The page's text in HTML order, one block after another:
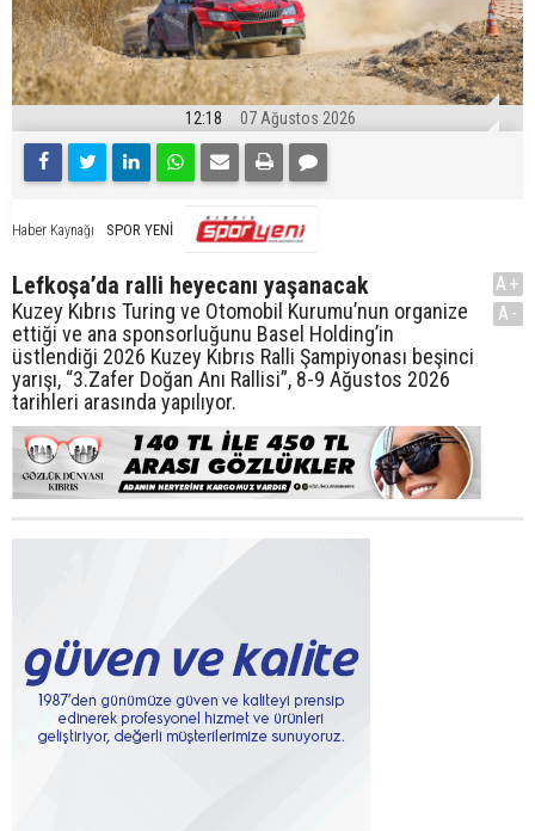
12:18 07 Ağustos 2026
Haber Kaynağı SPOR YENİ
Lefkoşa’da ralli heyecanı yaşanacak
Kuzey Kıbrıs Turing ve Otomobil Kurumu’nun organize
ettiği ve ana sponsorluğunu Basel Holding’in
üstlendiği 2026 Kuzey Kıbrıs Ralli Şampiyonası beşinci
yarışı, “3.Zafer Doğan Anı Rallisi”, 8-9 Ağustos 2026
tarihleri arasında yapılıyor.
A+
A-